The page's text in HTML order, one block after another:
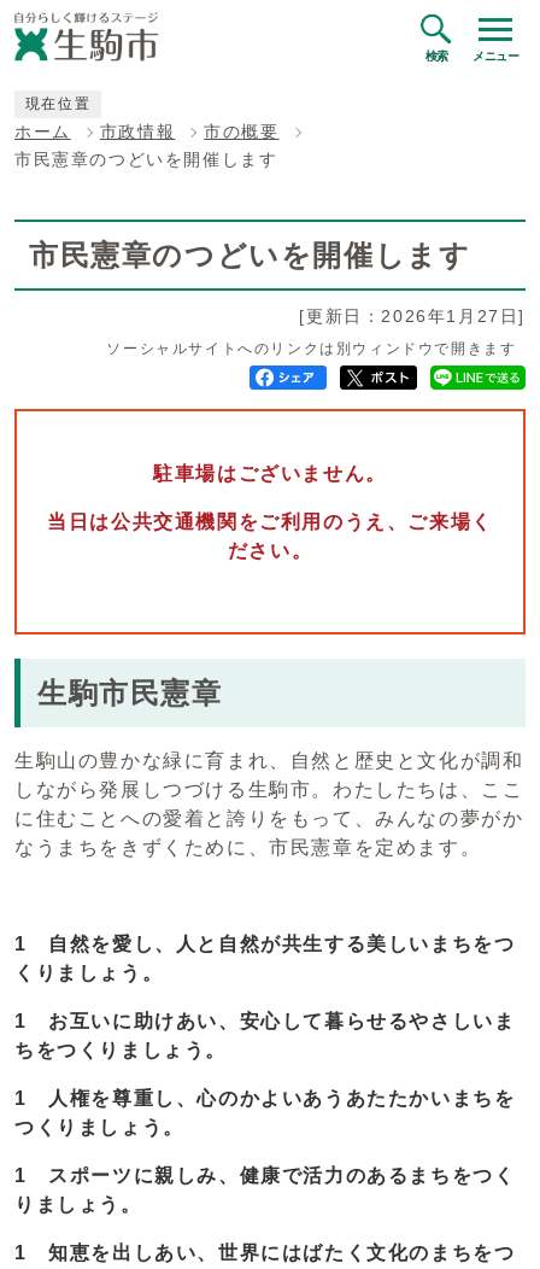
検索 メニュー
現在位置
ホーム 市政情報
市の概要
市民憲章のつどいを開催します
市民憲章のつどいを開催します
[更新日：2026年1月27日]
ソーシャルサイトへのリンクは別ウィンドウで開きます
駐車場はございません。
当日は公共交通機関をご利用のうえ、ご来場く
ださい。
生駒市民憲章
生駒山の豊かな緑に育まれ、自然と歴史と文化が調和
しながら発展しつづける生駒市。わたしたちは、ここ
に住むことへの愛着と誇りをもって、みんなの夢がか
なうまちをきずくために、市民憲章を定めます。
1 自然を愛し、人と自然が共生する美しいまちをつ
くりましょう。
1 お互いに助けあい、安心して暮らせるやさしいま
ちをつくりましょう。
1 人権を尊重し、心のかよいあうあたたかいまちを
つくりましょう。
1 スポーツに親しみ、健康で活力のあるまちをつく
りましょう。
1 知恵を出しあい、世界にはばたく文化のまちをつ